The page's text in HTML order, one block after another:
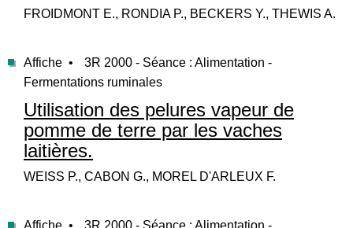
FROIDMONT E., RONDIA P., BECKERS Y., THEWIS A.
Affiche •
3R 2000 - Séance : Alimentation -
Fermentations ruminales
Utilisation des pelures vapeur de
pomme de terre par les vaches
laitières.
WEISS P., CABON G., MOREL D'ARLEUX F.